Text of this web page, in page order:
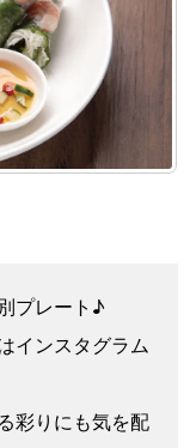
プレート♪
インスタグラム
彩りにも気を配